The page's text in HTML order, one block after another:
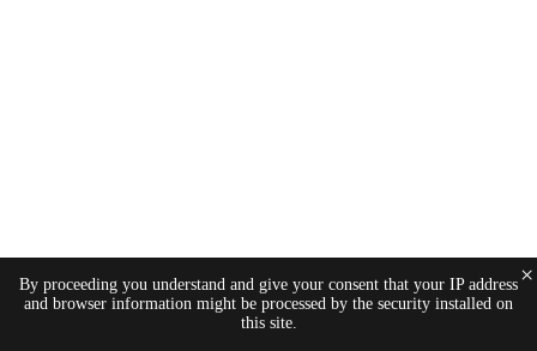
By proceeding you understand and give your consent that your IP address
and browser information might be processed by the security installed on
this site.
×